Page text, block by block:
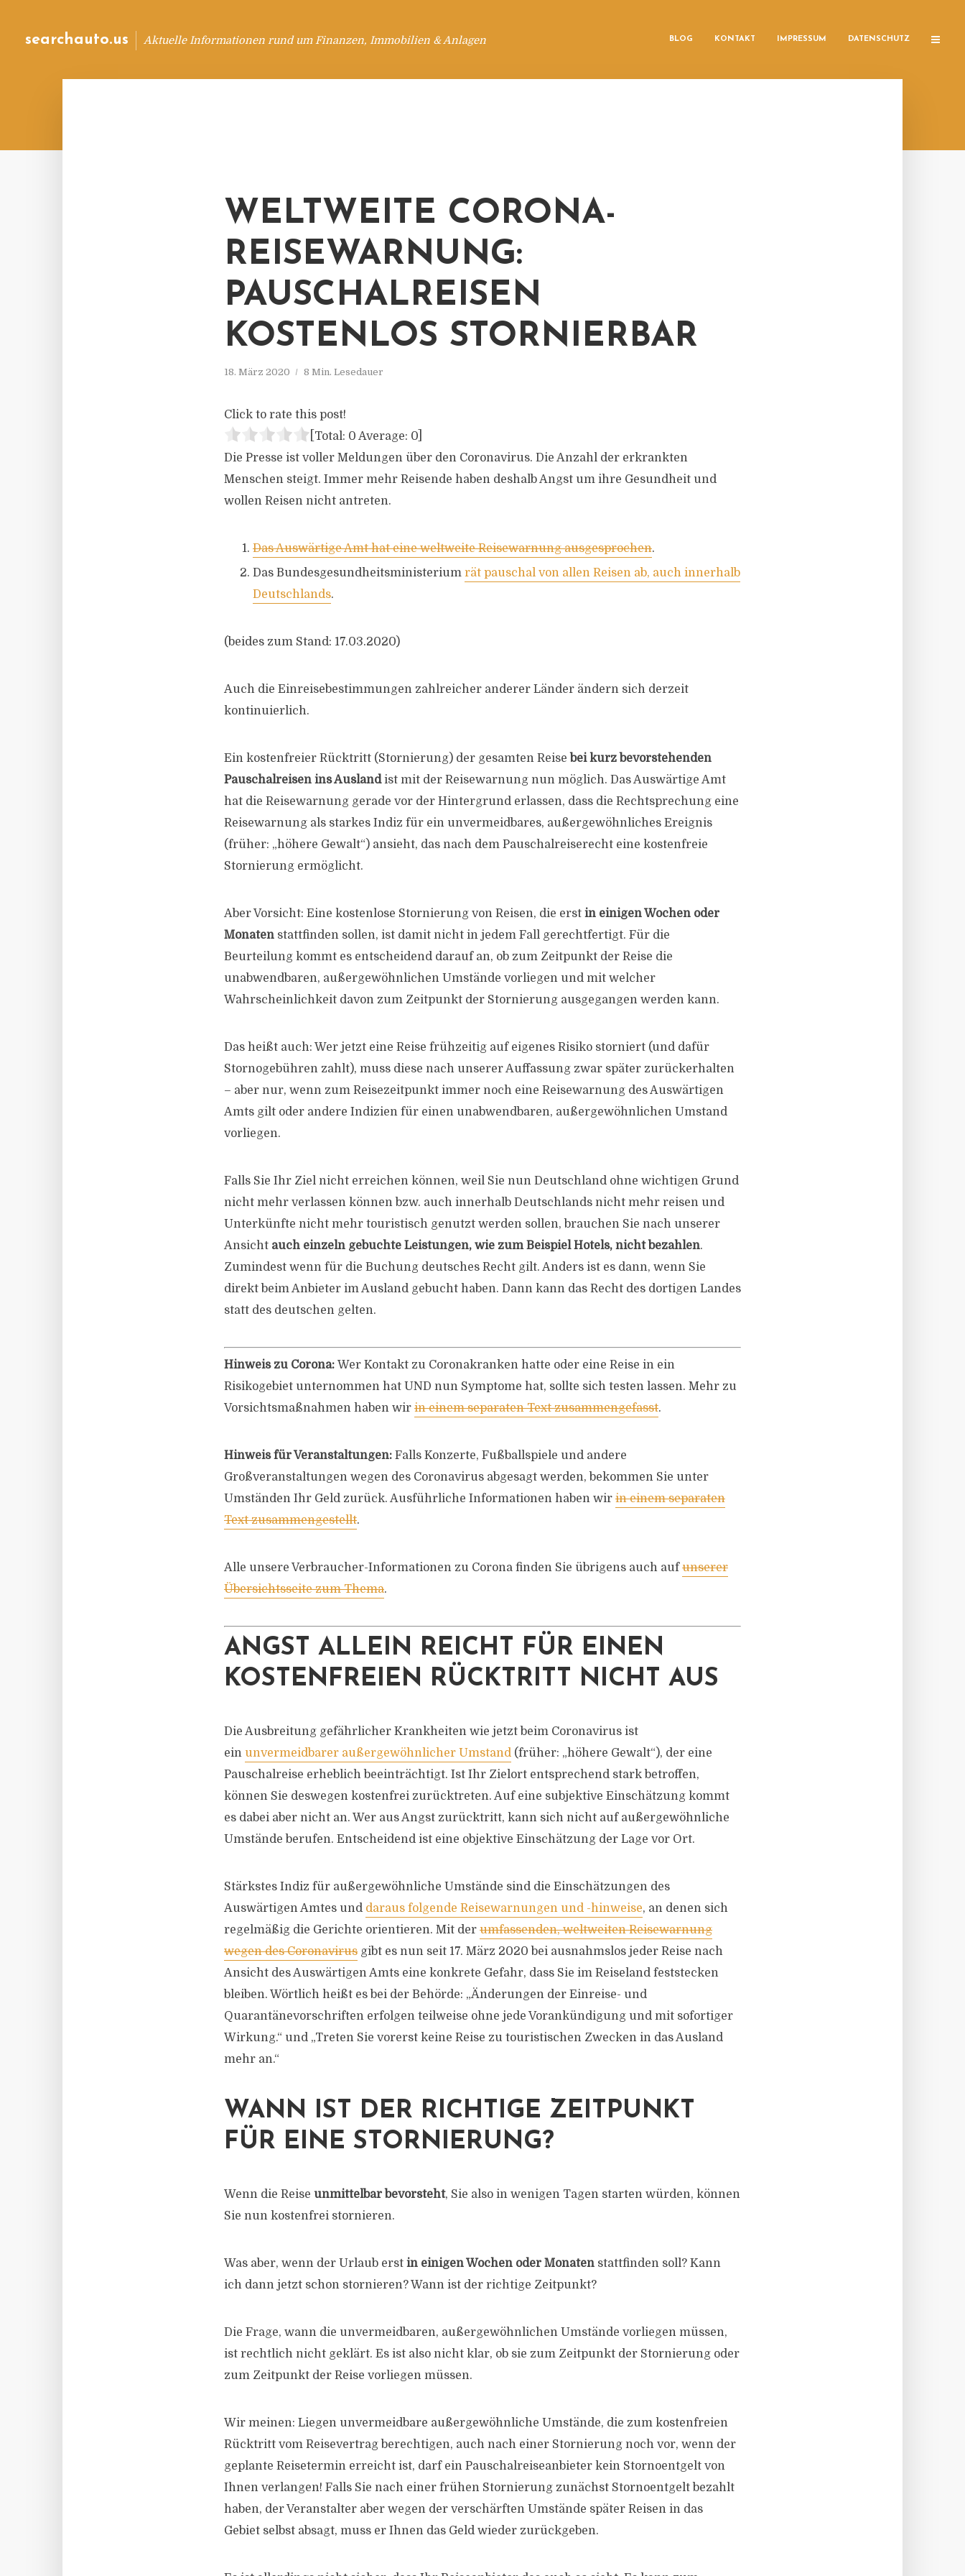
searchauto.us Aktuelle Informationen rund um Finanzen, Immobilien & Anlagen BLOG KONTAKT IMPRESSUM DATENSCHUTZ
WELTWEITE CORONA-
REISEWARNUNG:
PAUSCHALREISEN
KOSTENLOS STORNIERBAR
18. März 2020 8 Min. Lesedauer
Click to rate this post!
[Total: 0 Average: 0
Die Presse ist voller Meldungen über den Coronavirus. Die Anzahl der erkrankten
Menschen steigt. Immer mehr Reisende haben deshalb Angst um ihre Gesundheit und
wollen Reisen nicht antreten.
Das Auswärtige Amt hat eine weltweite Reisewarnung ausgesprochen.
Das Bundesgesundheitsministerium rät pauschal von allen Reisen ab, auch innerhalb
Deutschlands.
(beides zum Stand: 17.03.2020)
Auch die Einreisebestimmungen zahlreicher anderer Länder ändern sich derzeit
kontinuierlich.
Ein kostenfreier Rücktritt (Stornierung) der gesamten Reise bei kurz bevorstehenden
Pauschalreisen ins Auslandist mit der Reisewarnung nun möglich. Das Auswärtige Amt
hat die Reisewarnung gerade vor der Hintergrund erlassen, dass die Rechtsprechung eine
Reisewarnung als starkes Indiz für ein unvermeidbares, außergewöhnliches Ereignis
(früher: „höhere Gewalt“) ansieht, das nach dem Pauschalreiserecht eine kostenfreie
Stornierung ermöglicht.
Aber Vorsicht: Eine kostenlose Stornierung von Reisen, die erst in einigen Wochen oder
Monaten stattfinden sollen, ist damit nicht in jedem Fall gerechtfertigt. Für die
Beurteilung kommt es entscheidend darauf an, ob zum Zeitpunkt der Reise die
unabwendbaren, außergewöhnlichen Umstände vorliegen und mit welcher
Wahrscheinlichkeit davon zum Zeitpunkt der Stornierung ausgegangen werden kann.
Das heißt auch: Wer jetzt eine Reise frühzeitig auf eigenes Risiko storniert (und dafür
Stornogebühren zahlt), muss diese nach unserer Auffassung zwar später zurückerhalten
– aber nur, wenn zum Reisezeitpunkt immer noch eine Reisewarnung des Auswärtigen
Amts gilt oder andere Indizien für einen unabwendbaren, außergewöhnlichen Umstand
vorliegen.
Falls Sie Ihr Ziel nicht erreichen können, weil Sie nun Deutschland ohne wichtigen Grund
nicht mehr verlassen können bzw. auch innerhalb Deutschlands nicht mehr reisen und
Unterkünfte nicht mehr touristisch genutzt werden sollen, brauchen Sie nach unserer
Ansicht auch einzeln gebuchte Leistungen, wie zum Beispiel Hotels, nicht bezahlen.
Zumindest wenn für die Buchung deutsches Recht gilt. Anders ist es dann, wenn Sie
direkt beim Anbieter im Ausland gebucht haben. Dann kann das Recht des dortigen Landes
statt des deutschen gelten.
Hinweis zu Corona: Wer Kontakt zu Coronakranken hatte oder eine Reise in ein
Risikogebiet unternommen hat UND nun Symptome hat, sollte sich testen lassen. Mehr zu
Vorsichtsmaßnahmen haben wir in einem separaten Text zusammengefasst.
Hinweis für Veranstaltungen: Falls Konzerte, Fußballspiele und andere
Großveranstaltungen wegen des Coronavirus abgesagt werden, bekommen Sie unter
Umständen Ihr Geld zurück. Ausführliche Informationen haben wir in einem separaten
Text zusammengestellt.
Alle unsere Verbraucher-Informationen zu Corona finden Sie übrigens auch aufunserer
Übersichtsseite zum Thema.
ANGST ALLEIN REICHT FÜR EINEN
KOSTENFREIEN RÜCKTRITT NICHT AUS
Die Ausbreitung gefährlicher Krankheiten wie jetzt beim Coronavirus ist
ein unvermeidbarer außergewöhnlicher Umstand (früher: „höhere Gewalt“), der eine
Pauschalreise erheblich beeinträchtigt. Ist Ihr Zielort entsprechend stark betroffen,
können Sie deswegen kostenfrei zurücktreten. Auf eine subjektive Einschätzung kommt
es dabei aber nicht an. Wer aus Angst zurücktritt, kann sich nicht auf außergewöhnliche
Umstände berufen. Entscheidend ist eine objektive Einschätzung der Lage vor Ort.
Stärkstes Indiz für außergewöhnliche Umstände sind die Einschätzungen des
Auswärtigen Amtes und daraus folgende Reisewarnungen und -hinweise, an denen sich
regelmäßig die Gerichte orientieren. Mit der umfassenden, weltweiten Reisewarnung
wegen des Coronavirus gibt es nun seit 17. März 2020 bei ausnahmslos jeder Reise nach
Ansicht des Auswärtigen Amts eine konkrete Gefahr, dass Sie im Reiseland feststecken
bleiben. Wörtlich heißt es bei der Behörde: „Änderungen der Einreise- und
Quarantänevorschriften erfolgen teilweise ohne jede Vorankündigung und mit sofortiger
Wirkung.“ und „Treten Sie vorerst keine Reise zu touristischen Zwecken in das Ausland
mehr an.“
WANN IST DER RICHTIGE ZEITPUNKT
FÜR EINE STORNIERUNG?
Wenn die Reise unmittelbar bevorsteht, Sie also in wenigen Tagen starten würden, können
Sie nun kostenfrei stornieren.
Was aber, wenn der Urlaub erst in einigen Wochen oder Monaten stattfinden soll? Kann
ich dann jetzt schon stornieren? Wann ist der richtige Zeitpunkt?
Die Frage, wann die unvermeidbaren, außergewöhnlichen Umstände vorliegen müssen,
ist rechtlich nicht geklärt. Es ist also nicht klar, ob sie zum Zeitpunkt der Stornierung oder
zum Zeitpunkt der Reise vorliegen müssen.
Wir meinen: Liegen unvermeidbare außergewöhnliche Umstände, die zum kostenfreien
Rücktritt vom Reisevertrag berechtigen, auch nach einer Stornierung noch vor, wenn der
geplante Reisetermin erreicht ist, darf ein Pauschalreiseanbieter kein Stornoentgelt von
Ihnen verlangen! Falls Sie nach einer frühen Stornierung zunächst Stornoentgelt bezahlt
haben, der Veranstalter aber wegen der verschärften Umstände später Reisen in das
Gebiet selbst absagt, muss er Ihnen das Geld wieder zurückgeben.